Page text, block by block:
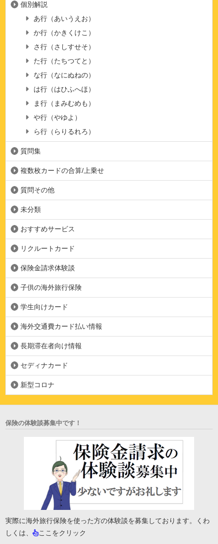
個別解説
あ行（あいうえお）
か行（かきくけこ）
さ行（さしすせそ）
た行（たちつてと）
な行（なにぬねの）
は行（はひふへほ）
ま行（まみむめも）
や行（やゆよ）
ら行（らりるれろ）
質問集
複数枚カードの合算/上乗せ
質問その他
未分類
おすすめサービス
リクルートカード
保険金請求体験談
子供の海外旅行保険
学生向けカード
海外交通費カード払い情報
長期滞在者向け情報
セディナカード
新型コロナ
保険の体験談募集中です！
実際に海外旅行保険を使った方の体験談を募集しております。くわ
しくは、
ここをクリック